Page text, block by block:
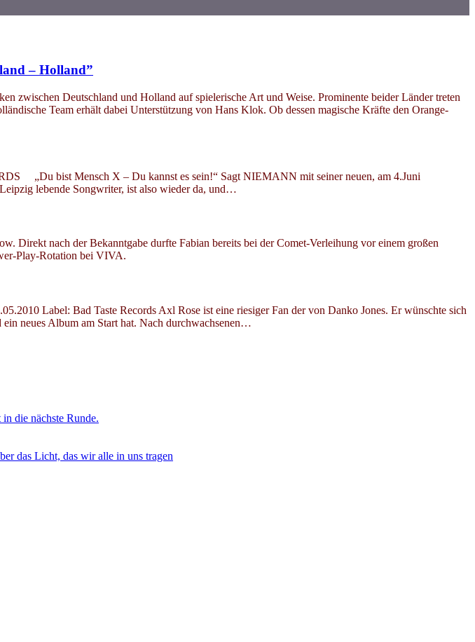
– Holland”
zwischen Deutschland und Holland auf spielerische Art und Weise. Prominente beider Länder treten
Team erhält dabei Unterstützung von Hans Klok. Ob dessen magische Kräfte den Orange-
„Du bist Mensch X – Du kannst es sein!“ Sagt NIEMANN mit seiner neuen, am 4.Juni
lebende Songwriter, ist also wieder da, und…
Direkt nach der Bekanntgabe durfte Fabian bereits bei der Comet-Verleihung vor einem großen
Play-Rotation bei VIVA.
Label: Bad Taste Records Axl Rose ist eine riesiger Fan der von Danko Jones. Er wünschte sich
neues Album am Start hat. Nach durchwachsenen…
die nächste Runde.
das Licht, das wir alle in uns tragen